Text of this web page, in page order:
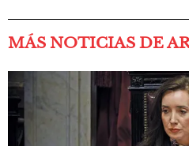
MÁS NOTICIAS DE